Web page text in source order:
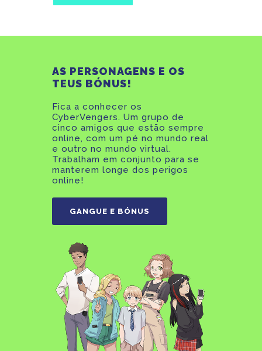
AS PERSONAGENS E OS
TEUS BÓNUS!
Fica a conhecer os
CyberVengers. Um grupo de
cinco amigos que estão sempre
online, com um pé no mundo real
e outro no mundo virtual.
Trabalham em conjunto para se
manterem longe dos perigos
online!
GANGUE E BÓNUS